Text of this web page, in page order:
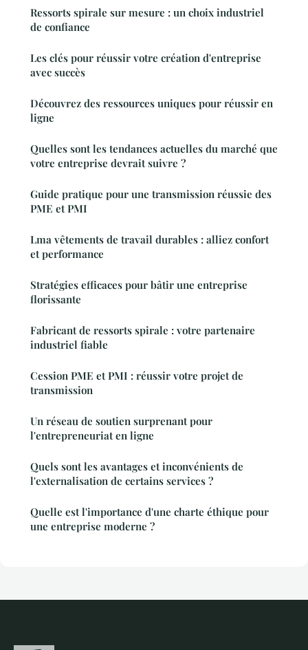
Ressorts spirale sur mesure : un choix industriel
de confiance
Les clés pour réussir votre création d'entreprise
avec succès
Découvrez des ressources uniques pour réussir en
ligne
Quelles sont les tendances actuelles du marché que
votre entreprise devrait suivre ?
Guide pratique pour une transmission réussie des
PME et PMI
Lma vêtements de travail durables : alliez confort
et performance
Stratégies efficaces pour bâtir une entreprise
florissante
Fabricant de ressorts spirale : votre partenaire
industriel fiable
Cession PME et PMI : réussir votre projet de
transmission
Un réseau de soutien surprenant pour
l'entrepreneuriat en ligne
Quels sont les avantages et inconvénients de
l'externalisation de certains services ?
Quelle est l'importance d'une charte éthique pour
une entreprise moderne ?